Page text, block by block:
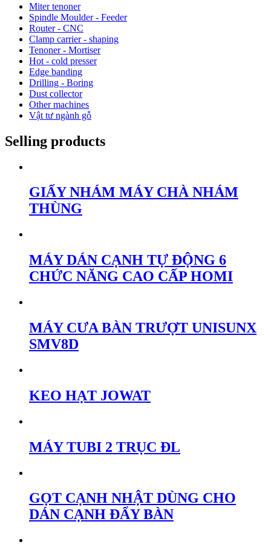
Miter tenoner
Spindle Moulder - Feeder
Router - CNC
Clamp carrier - shaping
Tenoner - Mortiser
Hot - cold presser
Edge banding
Drilling - Boring
Dust collector
Other machines
Vật tư ngành gỗ
Selling products
GIẤY NHÁM MÁY CHÀ NHÁM
THÙNG
MÁY DÁN CẠNH TỰ ĐỘNG 6
CHỨC NĂNG CAO CẤP HOMI
MÁY CƯA BÀN TRƯỢT UNISUNX
SMV8D
KEO HẠT JOWAT
MÁY TUBI 2 TRỤC ĐL
GỌT CẠNH NHẬT DÙNG CHO
DÁN CẠNH ĐẨY BÀN